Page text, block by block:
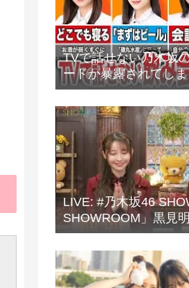
TVで話せない乃木坂
ードが暴露されてし
桜、中西アルノ、梅
月、他）
LIVE: #乃木坂46
SHOWROOM」黒見